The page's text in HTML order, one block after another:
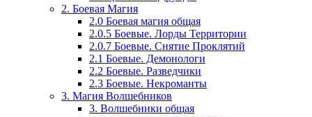
2. Боевая Магия
2.0 Боевая магия общая
2.0.5 Боевые. Лорды Территории
2.0.7 Боевые. Снятие Проклятий
2.1 Боевые. Демонологи
2.2 Боевые. Разведчики
2.3 Боевые. Некроманты
3. Магия Волшебников
3. Волшебники общая